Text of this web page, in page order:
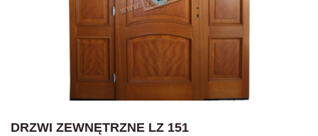
DRZWI ZEWNĘTRZNE LZ 151